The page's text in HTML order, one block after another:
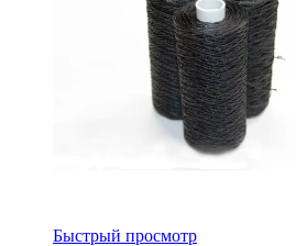
Быстрый просмотр